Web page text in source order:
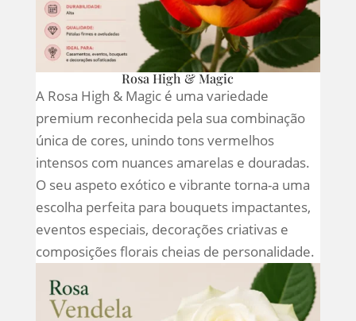
Rosa High & Magic
A Rosa High & Magic é uma variedade
premium reconhecida pela sua combinação
única de cores, unindo tons vermelhos
intensos com nuances amarelas e douradas.
O seu aspeto exótico e vibrante torna-a uma
escolha perfeita para bouquets impactantes,
eventos especiais, decorações criativas e
composições florais cheias de personalidade.